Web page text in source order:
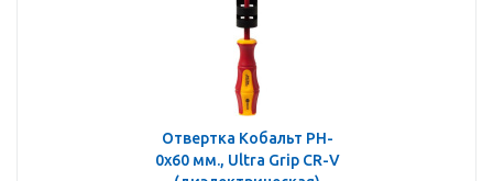
Отвертка Кобальт PH-
0х60 мм., Ultra Grip CR-V